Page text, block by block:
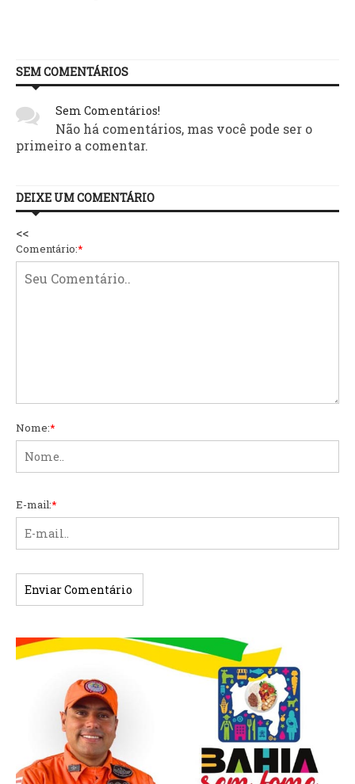
SEM COMENTÁRIOS
Sem Comentários!
Não há comentários, mas você pode ser o
primeiro a comentar.
DEIXE UM COMENTÁRIO
<<
Comentário:*
Nome:*
E-mail:*